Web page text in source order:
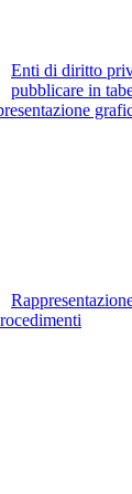
Enti di diritto
pubblicare in